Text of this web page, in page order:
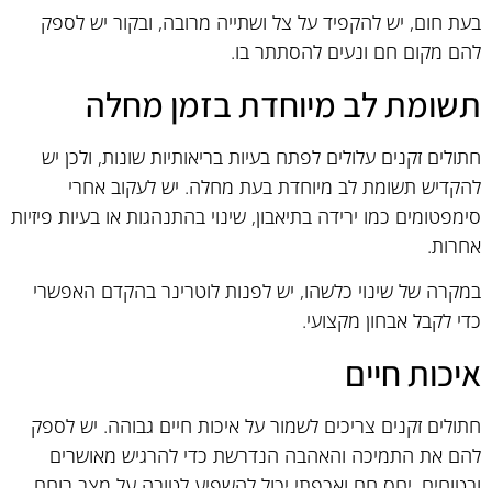
בעת חום, יש להקפיד על צל ושתייה מרובה, ובקור יש לספק
להם מקום חם ונעים להסתתר בו.
תשומת לב מיוחדת בזמן מחלה
חתולים זקנים עלולים לפתח בעיות בריאותיות שונות, ולכן יש
להקדיש תשומת לב מיוחדת בעת מחלה. יש לעקוב אחרי
סימפטומים כמו ירידה בתיאבון, שינוי בהתנהגות או בעיות פיזיות
אחרות.
במקרה של שינוי כלשהו, יש לפנות לוטרינר בהקדם האפשרי
כדי לקבל אבחון מקצועי.
איכות חיים
חתולים זקנים צריכים לשמור על איכות חיים גבוהה. יש לספק
להם את התמיכה והאהבה הנדרשת כדי להרגיש מאושרים